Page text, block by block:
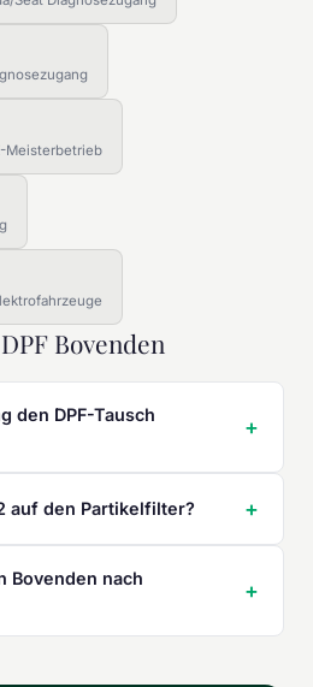
Meisterbetrieb
Bovenden
den DPF-Tausch
auf den Partikelfilter?
Bovenden nach